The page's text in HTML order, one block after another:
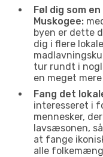
Føl dig som
Muskogee:
byen er dette
dig i flere
tur rundt i
en meget
Fang det
interesseret i
mennesker,
lavsæsonen,
at fange
alle